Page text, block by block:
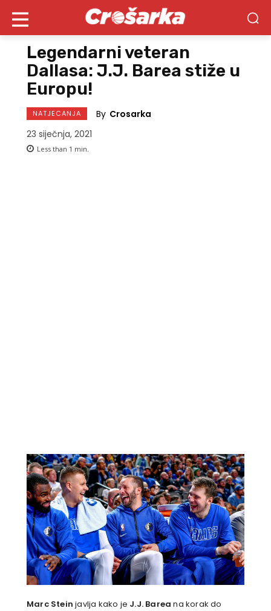
Legendarni veteran
Dallasa: J.J. Barea stiže u
Europu!
NATJECANJA By Crosarka
23 siječnja, 2021
Less than 1 min.
Marc Stein javlja kako je J.J. Barea na korak do